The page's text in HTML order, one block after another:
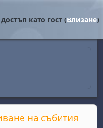
като гост (Влизане)
blocks
на събития
на събития